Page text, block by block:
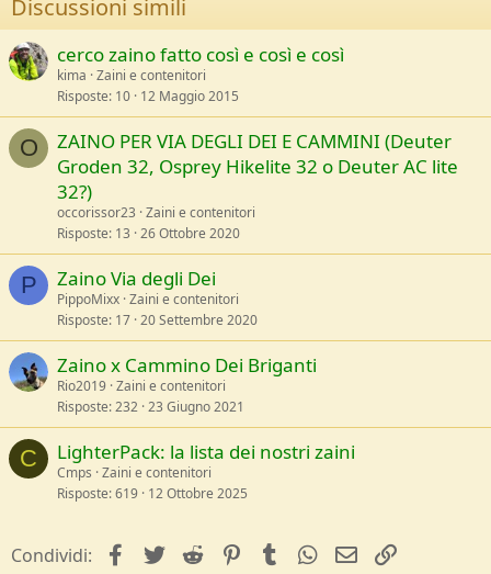
Discussioni simili
cerco zaino fatto così e così e così
kima Zaini e contenitori
Risposte 10 12 Maggio 2015
O
ZAINO PER VIA DEGLI DEI E CAMMINI (Deuter
Groden 32, Osprey Hikelite 32 o Deuter AC lite
32?)
occorissor23 Zaini e contenitori
Risposte 13 26 Ottobre 2020
P Zaino Via degli Dei
PippoMixx Zaini e contenitori
Risposte 17 20 Settembre 2020
Zaino x Cammino Dei Briganti
Rio2019 Zaini e contenitori
Risposte 232 23 Giugno 2021
C LighterPack: la lista dei nostri zaini
Cmps Zaini e contenitori
Risposte 619 12 Ottobre 2025
Condividi: facebookTwitterReddit PinterestTumblrWhatsApp
e-mail